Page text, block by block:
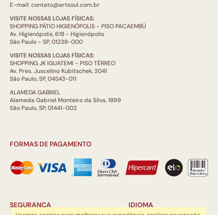
E-mail: contato@artsoul.com.br
VISITE NOSSAS LOJAS FÍSICAS:
SHOPPING PÁTIO HIGIENÓPOLIS - PISO PACAEMBÚ
Av. Higienópolis, 618 - Higienópolis
São Paulo - SP, 01238-000
VISITE NOSSAS LOJAS FÍSICAS:
SHOPPING JK IGUATEMI - PISO TÉRREO
Av. Pres. Juscelino Kubitschek, 2041
São Paulo, SP, 04543-011
ALAMEDA GABRIEL
Alameda Gabriel Monteiro da Silva, 1899
São Paulo, SP, 01441-002
FORMAS DE PAGAMENTO
SEGURANÇA IDIOMA